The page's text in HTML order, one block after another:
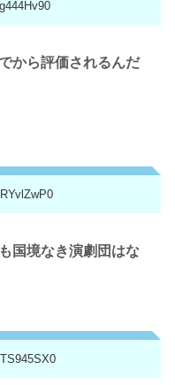
から評価されるんだ
国境なき演劇団はな